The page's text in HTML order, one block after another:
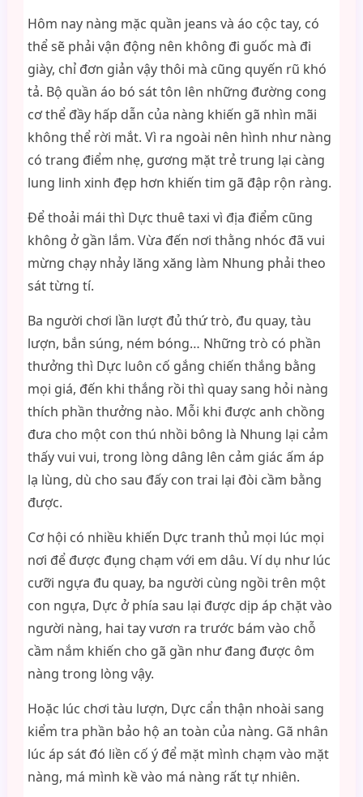
Hôm nay nàng mặc quần jeans và áo cộc tay, có
thể sẽ phải vận động nên không đi guốc mà đi
giày, chỉ đơn giản vậy thôi mà cũng quyến rũ khó
tả. Bộ quần áo bó sát tôn lên những đường cong
cơ thể đầy hấp dẫn của nàng khiến gã nhìn mãi
không thể rời mắt. Vì ra ngoài nên hình như nàng
có trang điểm nhẹ, gương mặt trẻ trung lại càng
lung linh xinh đẹp hơn khiến tim gã đập rộn ràng.
Để thoải mái thì Dực thuê taxi vì địa điểm cũng
không ở gần lắm. Vừa đến nơi thằng nhóc đã vui
mừng chạy nhảy lăng xăng làm Nhung phải theo
sát từng tí.
Ba người chơi lần lượt đủ thứ trò, đu quay, tàu
lượn, bắn súng, ném bóng… Những trò có phần
thưởng thì Dực luôn cố gắng chiến thắng bằng
mọi giá, đến khi thắng rồi thì quay sang hỏi nàng
thích phần thưởng nào. Mỗi khi được anh chồng
đưa cho một con thú nhồi bông là Nhung lại cảm
thấy vui vui, trong lòng dâng lên cảm giác ấm áp
lạ lùng, dù cho sau đấy con trai lại đòi cầm bằng
được.
Cơ hội có nhiều khiến Dực tranh thủ mọi lúc mọi
nơi để được đụng chạm với em dâu. Ví dụ như lúc
cưỡi ngựa đu quay, ba người cùng ngồi trên một
con ngựa, Dực ở phía sau lại được dịp áp chặt vào
người nàng, hai tay vươn ra trước bám vào chỗ
cầm nắm khiến cho gã gần như đang được ôm
nàng trong lòng vậy.
Hoặc lúc chơi tàu lượn, Dực cẩn thận nhoài sang
kiểm tra phần bảo hộ an toàn của nàng. Gã nhân
lúc áp sát đó liền cố ý để mặt mình chạm vào mặt
nàng, má mình kề vào má nàng rất tự nhiên.